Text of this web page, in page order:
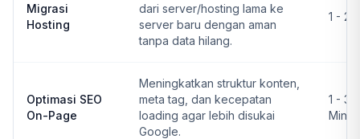
Migrasi
Hosting
dari server/hosting lama ke
server baru dengan aman
tanpa data hilang.
1 - 2
Optimasi SEO
On-Page
Meningkatkan struktur konten,
meta tag, dan kecepatan
loading agar lebih disukai
Google.
1 - 3